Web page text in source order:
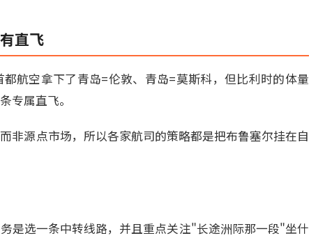
直飞
航空拿下了青岛=伦敦、青岛=莫斯科，但比利时的体量
属直飞。
非源点市场，所以各家航司的策略都是把布鲁塞尔挂在自
是选一条中转线路，并且重点关注"长途洲际那一段"坐什